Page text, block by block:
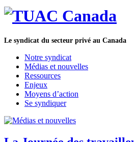
Le syndicat du secteur privé au Canada
Notre syndicat
Médias et nouvelles
Ressources
Enjeux
Moyens d’action
Se syndiquer